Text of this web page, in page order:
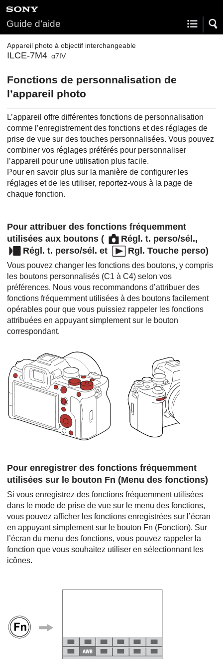
Guide d’aide
Appareil photo à objectif interchangeable
ILCE-7M4 α7IV
Fonctions de personnalisation de
l’appareil photo
L’appareil offre différentes fonctions de personnalisation
comme l’enregistrement des fonctions et des réglages de
prise de vue sur des touches personnalisées. Vous pouvez
combiner vos réglages préférés pour personnaliser
l’appareil pour une utilisation plus facile.
Pour en savoir plus sur la manière de configurer les
réglages et de les utiliser, reportez-vous à la page de
chaque fonction.
Pour attribuer des fonctions fréquemment
utilisées aux boutons (
Régl. t. perso/sél.,
Régl. t. perso/sél. et Rgl. Touche perso)
Vous pouvez changer les fonctions des boutons, y compris
les boutons personnalisés (C1 à C4) selon vos
préférences. Nous vous recommandons d’attribuer des
fonctions fréquemment utilisées à des boutons facilement
opérables pour que vous puissiez rappeler les fonctions
attribuées en appuyant simplement sur le bouton
correspondant.
Pour enregistrer des fonctions fréquemment
utilisées sur le bouton Fn (Menu des fonctions)
Si vous enregistrez des fonctions fréquemment utilisées
dans le mode de prise de vue sur le menu des fonctions,
vous pouvez afficher les fonctions enregistrées sur l’écran
en appuyant simplement sur le bouton Fn (Fonction). Sur
l’écran du menu des fonctions, vous pouvez rappeler la
fonction que vous souhaitez utiliser en sélectionnant les
icônes.